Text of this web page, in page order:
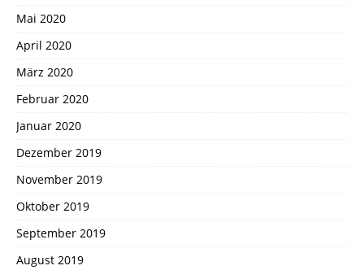
Mai 2020
April 2020
März 2020
Februar 2020
Januar 2020
Dezember 2019
November 2019
Oktober 2019
September 2019
August 2019